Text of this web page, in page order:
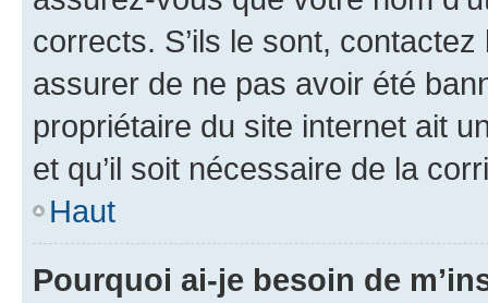
corrects. S’ils le sont,
assurer de ne pas avoir été
propriétaire du site internet ait
et qu’il soit nécessaire de la
Haut
Pourquoi ai-je besoin de